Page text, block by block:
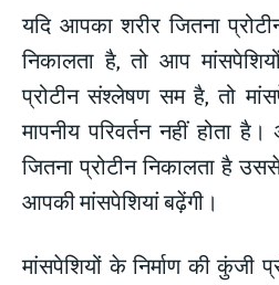
यदि आपका शरीर जितना
निकालता है, तो आप
प्रोटीन संश्लेषण सम है, तो
मापनीय परिवर्तन नहीं होता
जितना प्रोटीन निकालता है
आपकी मांसपेशियां बढ़ेंगी।
मांसपेशियों के निर्माण की कुंजी